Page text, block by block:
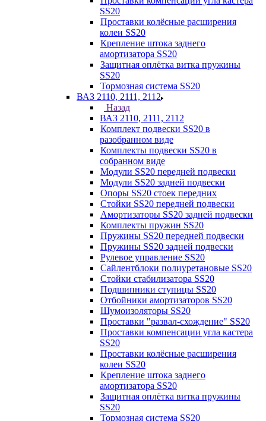
SS20
Проставки колёсные расширения
колеи SS20
Крепление штока заднего
амортизатора SS20
Защитная оплётка витка пружины
SS20
Тормозная система SS20
ВАЗ 2110, 2111, 2112
Назад
ВАЗ 2110, 2111, 2112
Комплект подвески SS20 в
разобранном виде
Комплекты подвески SS20 в
собранном виде
Модули SS20 передней подвески
Модули SS20 задней подвески
Опоры SS20 стоек передних
Стойки SS20 передней подвески
Амортизаторы SS20 задней подвески
Комплекты пружин SS20
Пружины SS20 передней подвески
Пружины SS20 задней подвески
Рулевое управление SS20
Сайлентблоки полиуретановые SS20
Стойки стабилизатора SS20
Подшипники ступицы SS20
Отбойники амортизаторов SS20
Шумоизоляторы SS20
Проставки "развал-схождение" SS20
Проставки компенсации угла кастера
SS20
Проставки колёсные расширения
колеи SS20
Крепление штока заднего
амортизатора SS20
Защитная оплётка витка пружины
SS20
Тормозная система SS20